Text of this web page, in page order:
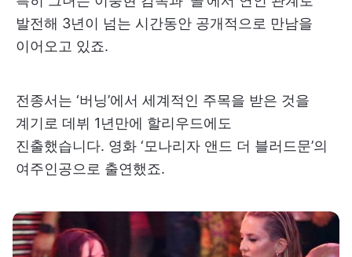
발전해 3년이 넘는 시간동안 공개적으로 만남을
이어오고 있죠.
전종서는 ‘버닝’에서 세계적인 주목을 받은 것을
계기로 데뷔 1년만에 할리우드에도
진출했습니다. 영화 ‘모나리자 앤드 더 블러드문’의
여주인공으로 출연했죠.